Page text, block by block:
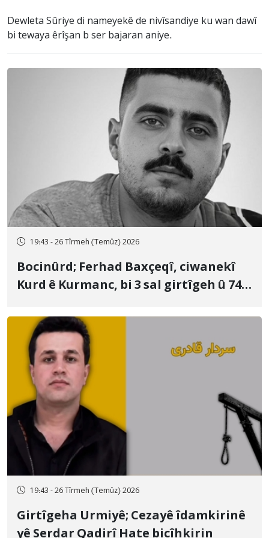
Dewleta Sûriye di nameyekê de nivîsandiye ku wan dawî
bi tewaya êrîşan b ser bajaran aniye.
19:43 - 26 Tîrmeh (Temûz) 2026
Bocinûrd; Ferhad Baxçeqî, ciwanekî
Kurd ê Kurmanc, bi 3 sal girtîgeh û 74
19:43 - 26 Tîrmeh (Temûz) 2026
Girtîgeha Urmiyê; Cezayê îdamkirinê
yê Serdar Qadirî Hate bicîhkirin